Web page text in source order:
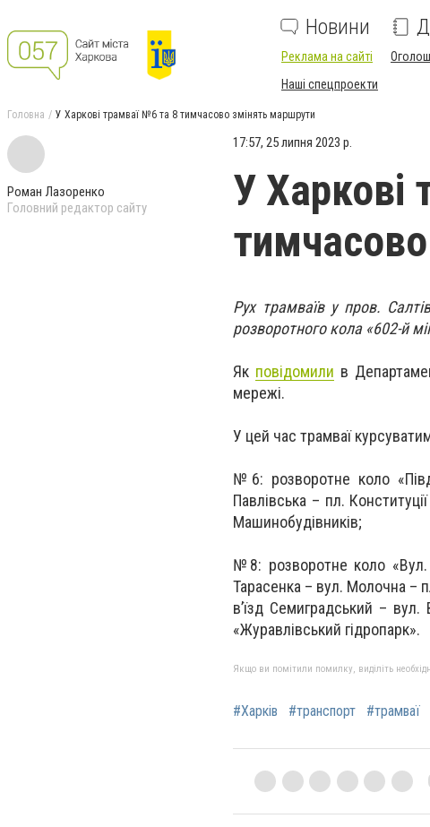
Новини
Реклама на сайті
Наші спецпроекти
Головна У Харкові трамваї №6 та 8 тимчасово змінять маршрути
Роман Лазоренко
Головний редактор сайту
17:57, 25 липня 2023 р.
У Харкові
Рух трамваїв у пров.
розворотного кола «602-й
Як повідомили в
мережі.
У цей час трамваї
№6: розворотне коло
Павлівська – пл.
Машинобудівників;
№8: розворотне коло «Вул.
Тарасенка – вул. Молочна –
в’їзд Семиградський –
«Журавлівський гідропарк».
Якщо ви помітили помилку, виділіть
#Харків #транспорт #трамваї